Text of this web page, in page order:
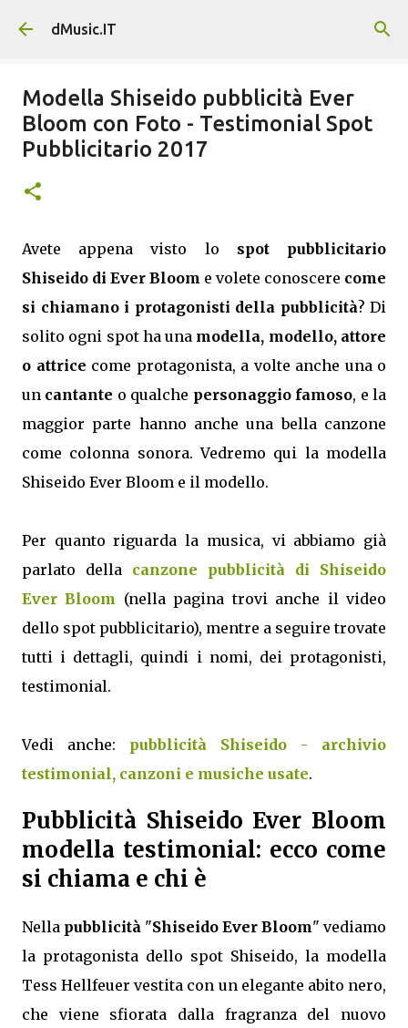
Passa ai contenuti principali
dMusic.IT
Modella Shiseido pubblicità Ever
Bloom con Foto - Testimonial Spot
Pubblicitario 2017
Avete appena visto lo spot pubblicitario
Shiseido di Ever Bloom e volete conoscere come
si chiamano i protagonisti della pubblicità? Di
solito ogni spot ha una modella, modello, attore
o attrice come protagonista, a volte anche una o
un cantante o qualche personaggio famoso, e la
maggior parte hanno anche una bella canzone
come colonna sonora. Vedremo qui la modella
Shiseido Ever Bloom e il modello.
Per quanto riguarda la musica, vi abbiamo già
parlato della canzone pubblicità di Shiseido
Ever Bloom (nella pagina trovi anche il video
dello spot pubblicitario), mentre a seguire trovate
tutti i dettagli, quindi i nomi, dei protagonisti,
testimonial.
Vedi anche: pubblicità Shiseido - archivio
testimonial, canzoni e musiche usate.
Pubblicità Shiseido Ever Bloom
modella testimonial: ecco come
si chiama e chi è
Nella pubblicità "Shiseido Ever Bloom" vediamo
la protagonista dello spot Shiseido, la modella
Tess Hellfeuer vestita con un elegante abito nero,
che viene sfiorata dalla fragranza del nuovo